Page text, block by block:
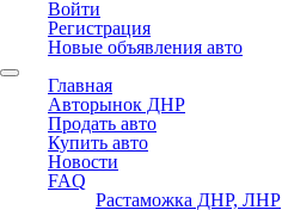
Войти
Регистрация
Новые объявления авто
Главная
Авторынок ДНР
Продать авто
Купить авто
Новости
FAQ
Растаможка ДНР, ЛНР